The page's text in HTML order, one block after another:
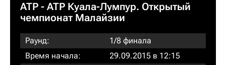
ATP - ATP Куала-Лумпур. Открытый
чемпионат Малайзии
Раунд:
1/8 финала
Время начала:
29.09.2015 в 12:15